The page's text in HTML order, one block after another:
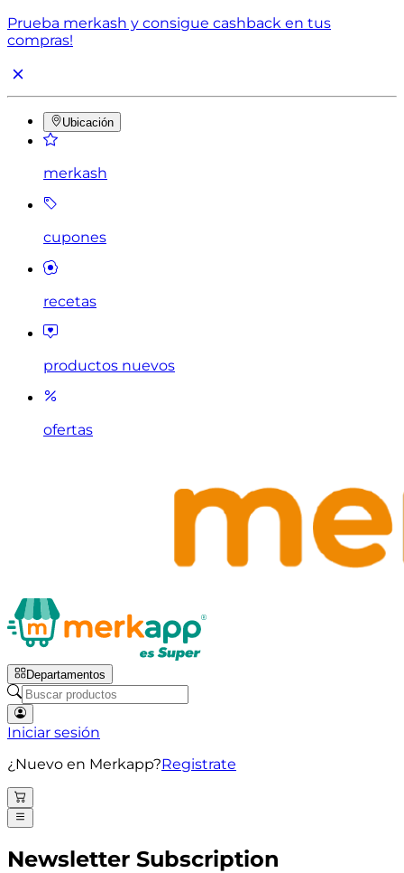
Prueba merkash y consigue cashback en tus
compras!
Ubicación
merkash
cupones
recetas
productos nuevos
ofertas
Departamentos
Iniciar sesión
¿Nuevo en Merkapp?Registrate
Newsletter Subscription